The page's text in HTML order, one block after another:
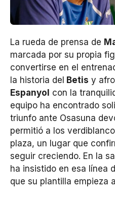
La rueda de prensa de
marcada por su propia
convertirse en el
la historia del Betis y
Espanyol con la
equipo ha encontrado
triunfo ante Osasuna
permitió a los
plaza, un lugar que
seguir creciendo. En la
ha insistido en esa línea
que su plantilla empieza